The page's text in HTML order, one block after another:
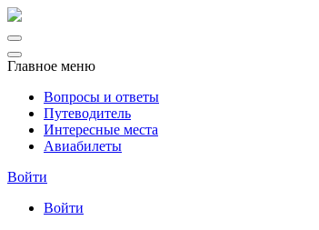
Главное меню
Вопросы и ответы
Путеводитель
Интересные места
Авиабилеты
Войти
Войти